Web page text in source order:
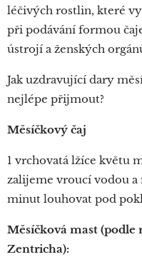
léčivých rostlin, které
při podávání formou
ústrojí a ženských
Jak uzdravující dary
nejlépe přijmout?
Měsíčkový čaj
1 vrchovatá lžíce květu
zalijeme vroucí vodou a
minut louhovat pod
Měsíčková mast (podle
Zentricha):